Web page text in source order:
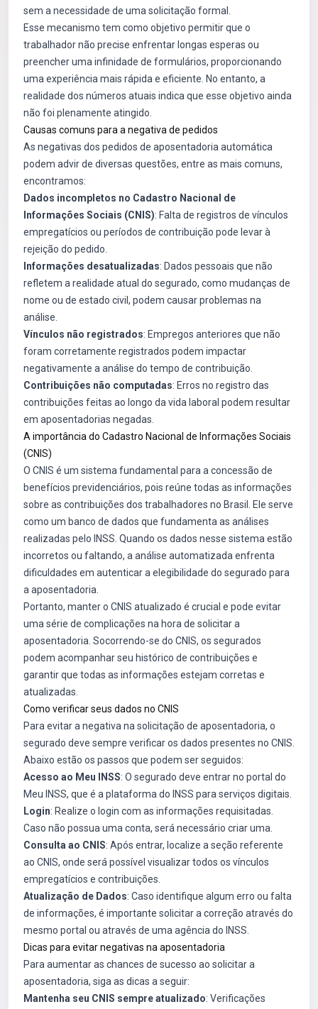
sem a necessidade de uma solicitação formal.
Esse mecanismo tem como objetivo permitir que o
trabalhador não precise enfrentar longas esperas ou
preencher uma infinidade de formulários, proporcionando
uma experiência mais rápida e eficiente. No entanto, a
realidade dos números atuais indica que esse objetivo ainda
não foi plenamente atingido.
Causas comuns para a negativa de pedidos
As negativas dos pedidos de aposentadoria automática
podem advir de diversas questões, entre as mais comuns,
encontramos:
Dados incompletos no Cadastro Nacional de
Informações Sociais (CNIS): Falta de registros de vínculos
empregatícios ou períodos de contribuição pode levar à
rejeição do pedido.
Informações desatualizadas: Dados pessoais que não
refletem a realidade atual do segurado, como mudanças de
nome ou de estado civil, podem causar problemas na
análise.
Vínculos não registrados: Empregos anteriores que não
foram corretamente registrados podem impactar
negativamente a análise do tempo de contribuição.
Contribuições não computadas: Erros no registro das
contribuições feitas ao longo da vida laboral podem resultar
em aposentadorias negadas.
A importância do Cadastro Nacional de Informações Sociais
(CNIS)
O CNIS é um sistema fundamental para a concessão de
benefícios previdenciários, pois reúne todas as informações
sobre as contribuições dos trabalhadores no Brasil. Ele serve
como um banco de dados que fundamenta as análises
realizadas pelo INSS. Quando os dados nesse sistema estão
incorretos ou faltando, a análise automatizada enfrenta
dificuldades em autenticar a elegibilidade do segurado para
a aposentadoria.
Portanto, manter o CNIS atualizado é crucial e pode evitar
uma série de complicações na hora de solicitar a
aposentadoria. Socorrendo-se do CNIS, os segurados
podem acompanhar seu histórico de contribuições e
garantir que todas as informações estejam corretas e
atualizadas.
Como verificar seus dados no CNIS
Para evitar a negativa na solicitação de aposentadoria, o
segurado deve sempre verificar os dados presentes no CNIS.
Abaixo estão os passos que podem ser seguidos:
Acesso ao Meu INSS: O segurado deve entrar no portal do
Meu INSS, que é a plataforma do INSS para serviços digitais.
Login: Realize o login com as informações requisitadas.
Caso não possua uma conta, será necessário criar uma.
Consulta ao CNIS: Após entrar, localize a seção referente
ao CNIS, onde será possível visualizar todos os vínculos
empregatícios e contribuições.
Atualização de Dados: Caso identifique algum erro ou falta
de informações, é importante solicitar a correção através do
mesmo portal ou através de uma agência do INSS.
Dicas para evitar negativas na aposentadoria
Para aumentar as chances de sucesso ao solicitar a
aposentadoria, siga as dicas a seguir:
Mantenha seu CNIS sempre atualizado: Verificações